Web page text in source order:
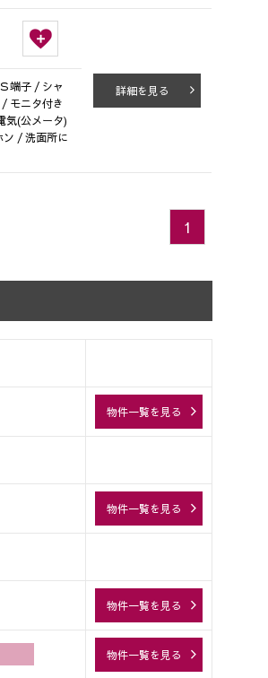
詳細を見る
端子 / シャ
モニタ付き
気(公メータ)
/ 洗面所に
1
物件一覧を見る
物件一覧を見る
物件一覧を見る
物件一覧を見る